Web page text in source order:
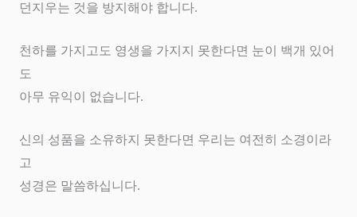
던지우는 것을 방지해야 합니다.
천하를 가지고도 영생을 가지지 못한다면 눈이 백개 있어
도
아무 유익이 없습니다.
신의 성품을 소유하지 못한다면 우리는 여전히 소경이라
고
성경은 말씀하십니다.